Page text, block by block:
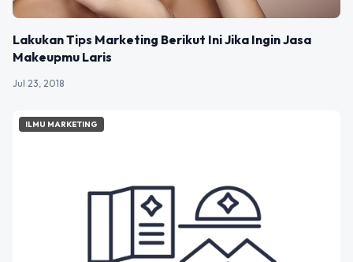
Lakukan Tips Marketing Berikut Ini Jika Ingin Jasa
Makeupmu Laris
Jul 23, 2018
ILMU MARKETING